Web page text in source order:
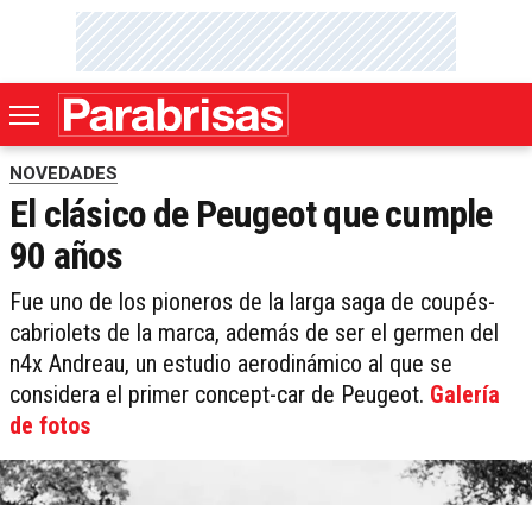
NOVEDADES
El clásico de Peugeot que cumple
90 años
Fue uno de los pioneros de la larga saga de coupés-
cabriolets de la marca, además de ser el germen del
n4x Andreau, un estudio aerodinámico al que se
considera el primer concept-car de Peugeot. Galería
de fotos